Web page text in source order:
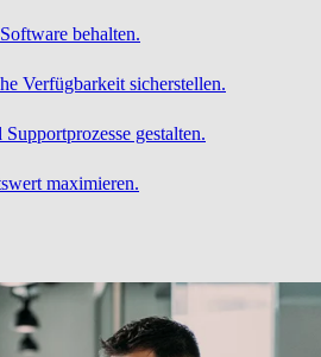
behalten.
Verfügbarkeit sicherstellen.
gestalten.
maximieren.